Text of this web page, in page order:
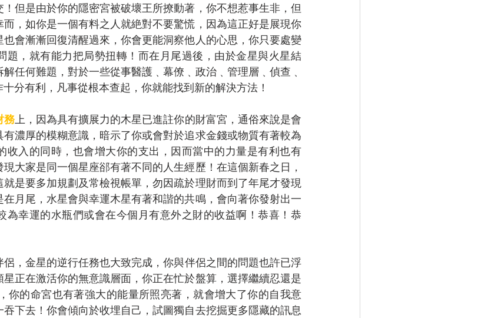
但是由於你的隱密宮被破壞王所撩動著，你不想惹事生非，但
，如你是一個有料之人就絶對不要驚慌，因為這正好是展現你
會漸漸回復清醒過來，你會更能洞察他人的心思，你只要處變
題，就有能力把局勢扭轉！而在月尾過後，由於金星與火星結
任何難題，對於一些從事醫護﹑幕僚﹑政治﹑管理層﹑偵查﹑
分有利，凡事從根本查起，你就能找到新的解決方法！
務上，因為具有擴展力的木星已進註你的財富宮，通俗來說是會
濃厚的模糊意識，暗示了你或會對於追求金錢或物質有著較為
收入的同時，也會增大你的支出，因而當中的力量是有利也有
大家是同一個星座郤有著不同的人生經歷！在這個新春之日，
是要多加規劃及常檢視帳單，勿因疏於理財而到了年尾才發現
月尾，水星會與幸運木星有著和諧的共鳴，會向著你發射出一
為幸運的水瓶們或會在今個月有意外之財的收益啊！恭喜！恭
，金星的逆行任務也大致完成，你與伴侶之間的問題也許已浮
正在激活你的無意識層面，你正在忙於盤算，選擇繼續忍還是
你的命宮也有著強大的能量所照亮著，就會增大了你的自我意
下去！你會傾向於收埋自己，試圖獨自去挖掘更多隱藏的訊息